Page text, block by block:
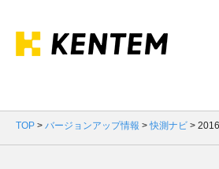
TOP > バージョンアップ情報 >快測ナビ >